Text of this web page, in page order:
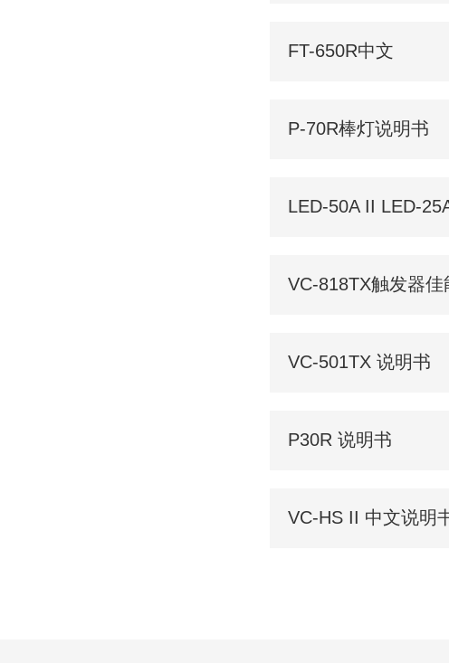
FT-650R中文
P-70R棒灯说明书
LED-50A II LED-
VC-818TX触发器佳
VC-501TX 说明书
P30R 说明书
VC-HS II 中文说明